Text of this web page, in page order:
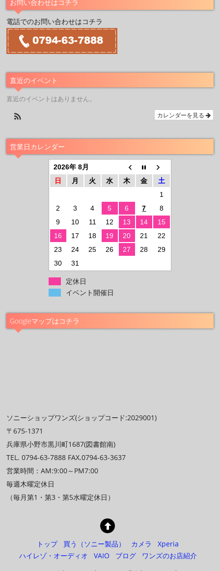
お問い合わせはコチラ
電話でのお問い合わせはコチラ
直近のイベント
直近のイベントはありません。
カレンダーを見る
営業日カレンダー
2026年 8月
日
月 火 水 木 金
土
1
2
3 4 5 6 7
8
9
10 11 12 13 14
15
16
17 18 19 20 21
22
23
24 25 26 27 28
29
30
31
定休日
イベント開催日
Googleマップはコチラ
ソニーショップワンズ(ショップコード:2029001)
〒675-1371
兵庫県小野市黒川町1687(図書館南)
TEL. 0794-63-7888 FAX.0794-63-3637
営業時間：AM:9:00～PM7:00
毎週木曜定休日
（毎月第1・第3・第5水曜定休日）
トップ 買う（ソニー製品） カメラ
Xperia
ハイレゾ・オーディオ
VAIO ブログ ワンズのお店紹介